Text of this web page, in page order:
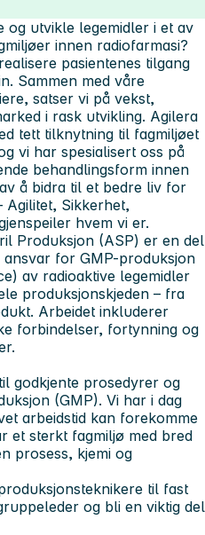
utvikle legemidler i et av
innen radiofarmasi?
pasientenes tilgang
Sammen med våre
satser vi på vekst,
i rask utvikling. Agilera
tett tilknytning til fagmiljøet
vi har spesialisert oss på
behandlingsform innen
å bidra til et bedre liv for
Agilitet, Sikkerhet,
hvem vi er.
Produksjon (ASP) er en del
for GMP-produksjon
av radioaktive legemidler
produksjonskjeden – fra
Arbeidet inkluderer
forbindelser, fortynning og
godkjente prosedyrer og
(GMP). Vi har i dag
arbeidstid kan forekomme
et sterkt fagmiljø med bred
prosess, kjemi og
til fast
og bli en viktig del